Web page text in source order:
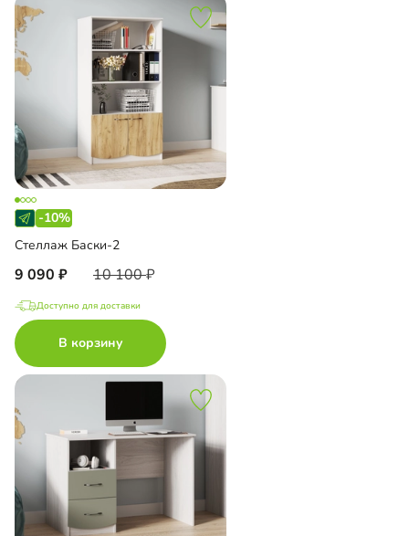
-10%
Стеллаж Баски-2
9 090 10 100
Доступно для доставки
В корзину